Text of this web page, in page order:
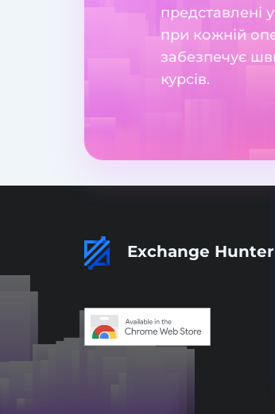
представлені
при кожній
забезпечує
курсів.
Exchange Hunter